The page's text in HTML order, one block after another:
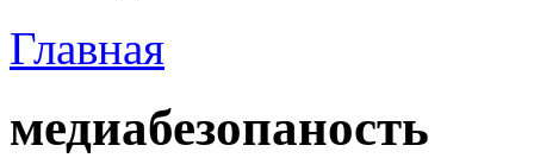
Главная
медиабезопаность